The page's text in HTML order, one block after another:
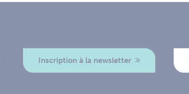
Inscription à la newsletter